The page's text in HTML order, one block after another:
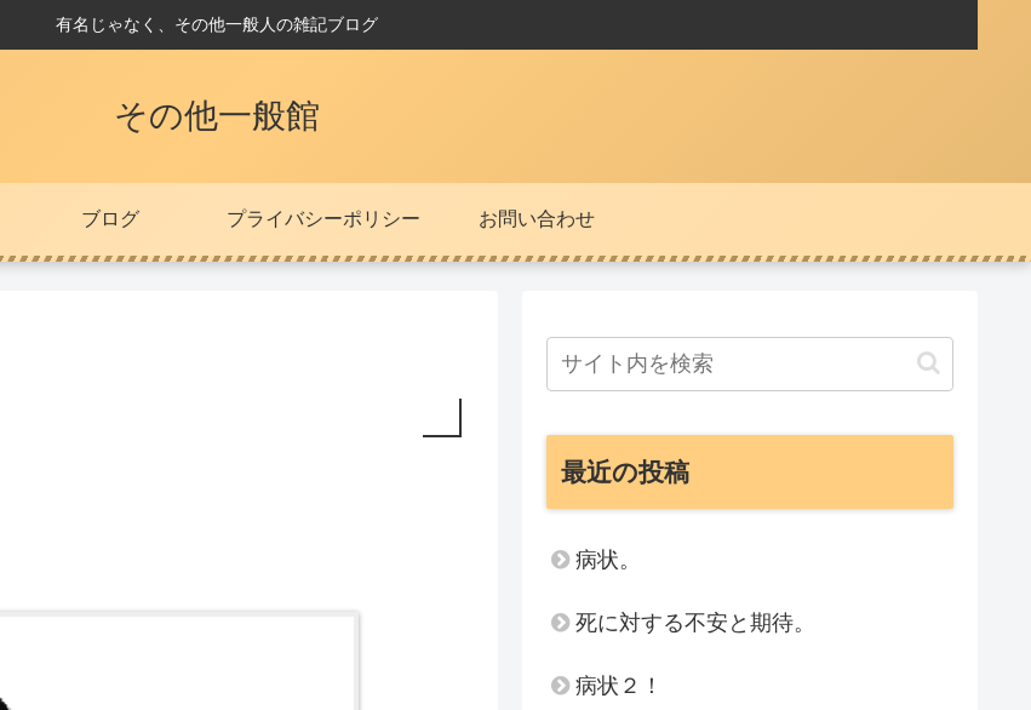
有名じゃなく、その他一般人の雑記ブログ
その他一般館
ブログ プライバシーポリシー お問い合わせ
最近の投稿
病状。
死に対する不安と期待。
病状２！